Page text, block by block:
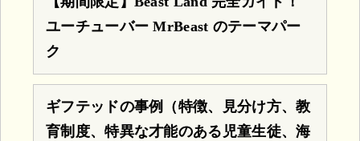
ユーチューバー MrBeast のテーマパー
ク
ギフテッドの事例（特徴、見分け方、教
育制度、特異な才能のある児童生徒、海